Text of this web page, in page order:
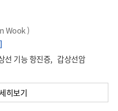
Wook )
선 기능 항진증, 갑상선암
히보기